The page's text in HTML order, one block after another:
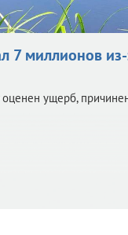
7 миллионов
ущерб,